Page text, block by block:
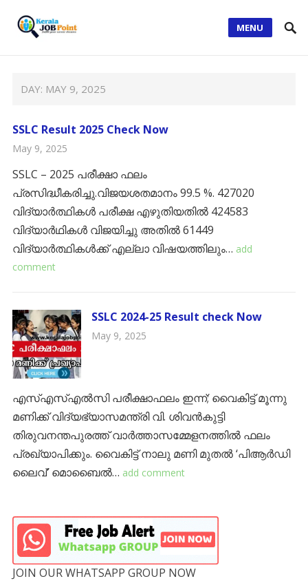
MENU
DAY: MAY 9, 2025
SSLC Result 2025 Check Now
May 9, 2025
SSLC – 2025 പരീക്ഷാ ഫലം
പ്രസിദ്ധീകരിച്ചു.വിജയശതമാനം 99.5 %. 427020
വിദ്യാർത്ഥികൾ പരീക്ഷ എഴുതിയതിൽ 424583
വിദ്യാർഥികൾ വിജയിച്ചു അതിൽ 61449
വിദ്യാർത്ഥികൾക്ക് എല്ലാ വിഷയത്തിലും… add
comment
SSLC 2024-25 Result check Now
May 9, 2025
എസ്എസ്എൽസി പരീക്ഷാഫലം ഇന്ന്; വൈകിട്ട് മൂന്നു
മണിക്ക് വിദ്യഭ്യാസമന്ത്രി വി. ശിവന്‍കുട്ടി
തിരുവനന്തപുരത്ത് വാര്‍ത്താസമ്മേളനത്തിൽ ഫലം
പ്രഖ്യാപിക്കും. വൈകിട്ട് നാലു മണി മുതൽ ‘പിആര്‍ഡി
ലൈവ്’ മൊബൈൽ… add comment
JOIN OUR WHATSAPP GROUP NOW